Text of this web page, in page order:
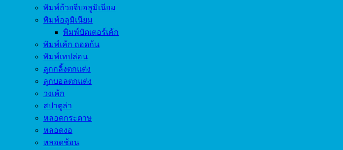
พิมพ์ถ้วยจีบอลูมิเนียม
พิมพ์อลูมิเนียม
พิมพ์บัตเตอร์เค้ก
พิมพ์เค้ก ถอดก้น
พิมพ์เทปล่อน
ลูกกลิ้งตกแต่ง
ลูกบอลตกแต่ง
วงเค้ก
สปาตูล่า
หลอดกระดาษ
หลอดงอ
หลอดช้อน